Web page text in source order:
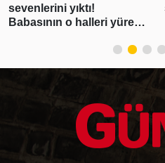
sonrası dizisi belli oldu!